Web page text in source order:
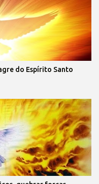
do Espírito Santo